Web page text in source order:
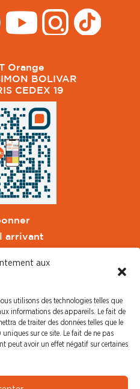
aux
utilisons des technologies telles que
informations des appareils. Le fait de
de traiter des données telles que le
sur ce site. Le fait de ne pas
peut avoir un effet négatif sur certaines
Orange
BOLIVAR
CEDEX 19
arrivant
Cadres